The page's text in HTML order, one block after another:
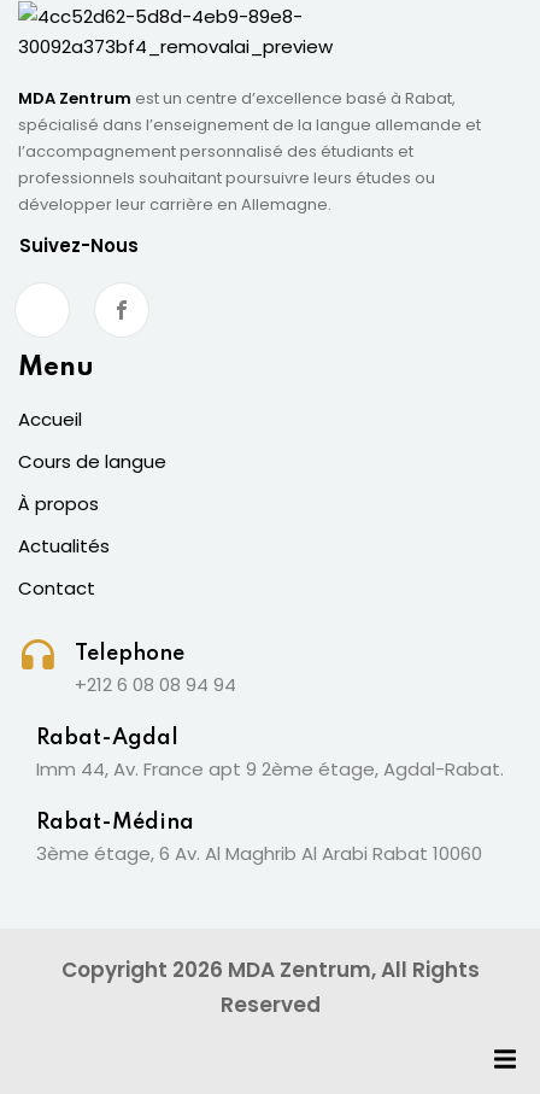
MDA Zentrum est un centre d’excellence basé à Rabat,
spécialisé dans l’enseignement de la langue allemande et
l’accompagnement personnalisé des étudiants et
professionnels souhaitant poursuivre leurs études ou
développer leur carrière en Allemagne.
Suivez-Nous
Menu
Accueil
Cours de langue
À propos
Actualités
Contact
Telephone
+212 6 08 08 94 94
Rabat-Agdal
Imm 44, Av. France apt 9 2ème étage, Agdal-Rabat.
Rabat-Médina
3ème étage, 6 Av. Al Maghrib Al Arabi Rabat 10060
Copyright 2026 MDA Zentrum, All Rights
Reserved